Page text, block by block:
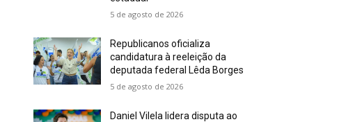
5 de agosto de 2026
Republicanos oficializa
candidatura à reeleição da
deputada federal Lêda Borges
5 de agosto de 2026
Daniel Vilela lidera disputa ao